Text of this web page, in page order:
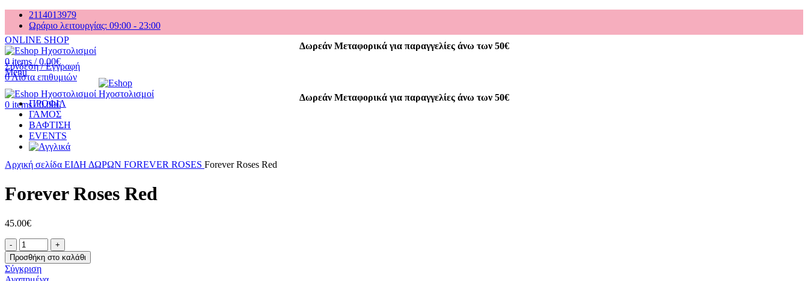
2114013979
Ωράριο λειτουργίας: 09:00 - 23:00
Δωρεάν Μεταφορικά για παραγγελίες άνω των 50€
Σύνδεση / Εγγραφή
0Λίστα επιθυμιών
Δωρεάν Μεταφορικά για παραγγελίες άνω των 50€
ONLINE SHOP
0 items / 0.00€
Menu
0 items / 0.00€
ΠΡΟΦΙΛ
ΓΑΜΟΣ
ΒΑΦΤΙΣΗ
EVENTS
Click to enlarge
Αρχική σελίδα ΕΙΔΗ ΔΩΡΩΝ FOREVER ROSES Forever Roses Red
Forever Roses Red
45.00€
Forever
Roses
Red
ποσότητα
Προσθήκη στο καλάθι
Σύγκριση